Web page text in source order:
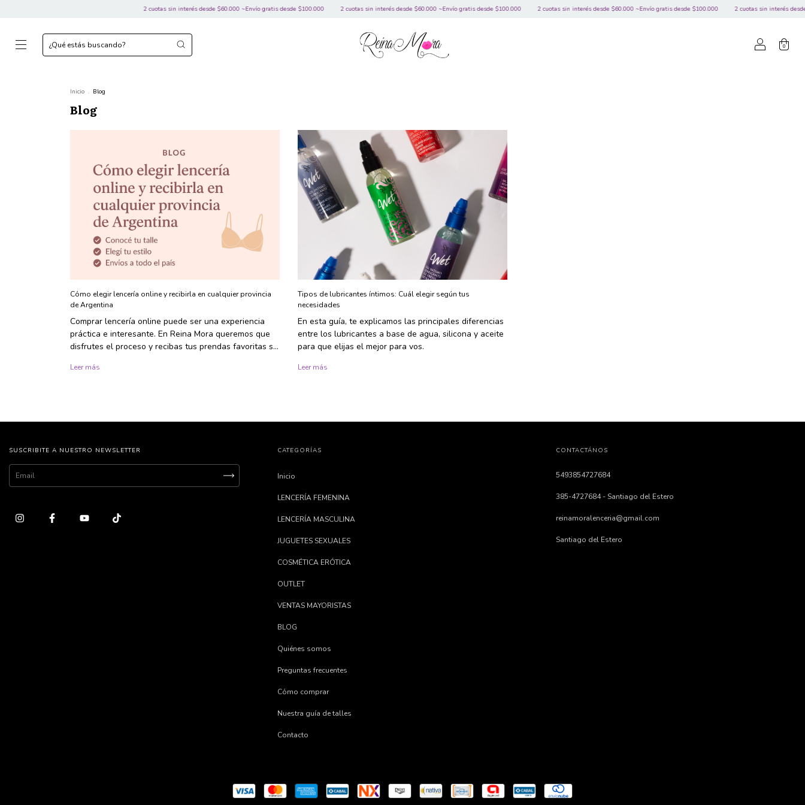
2 cuotas sin interés desde $60.000 ~Envío gratis desde $100.000 2 cuotas sin interés desde $60.000 ~Envío gratis desde $100.000 2 cuotas sin interés desde $60.000 ~Envío gratis desde $100.000 2 cuotas sin interés desde $60.000
0
Inicio . Blog
Blog
Cómo elegir lencería online y recibirla en cualquier provincia
de Argentina
Comprar lencería online puede ser una experiencia
práctica e interesante. En Reina Mora queremos que
disfrutes el proceso y recibas tus prendas favoritas sin
Leer más
Tipos de lubricantes íntimos: Cuál elegir según tus
necesidades
En esta guía, te explicamos las principales diferencias
entre los lubricantes a base de agua, silicona y aceite
para que elijas el mejor para vos.
Leer más
SUSCRIBITE A NUESTRO NEWSLETTER CATEGORÍAS
Inicio
LENCERÍA FEMENINA
LENCERÍA MASCULINA
JUGUETES SEXUALES
COSMÉTICA ERÓTICA
OUTLET
VENTAS MAYORISTAS
BLOG
Quiénes somos
Preguntas frecuentes
Cómo comprar
Nuestra guía de talles
Contacto
CONTACTÁNOS
5493854727684
385-4727684 - Santiago del Estero
reinamoralenceria@gmail.com
Santiago del Estero